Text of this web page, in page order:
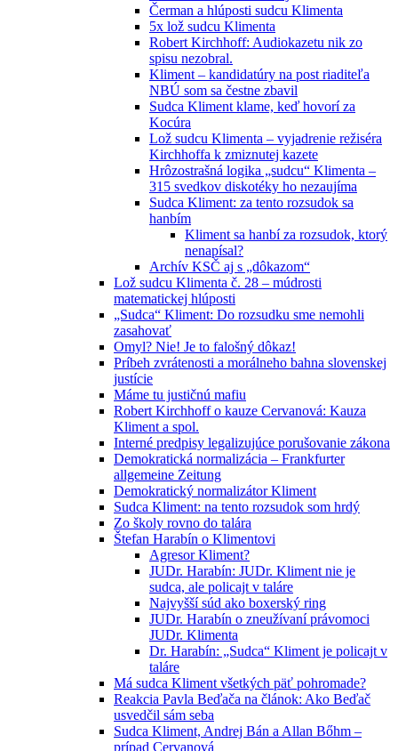
Čerman a hlúposti sudcu Klimenta
5x lož sudcu Klimenta
Robert Kirchhoff: Audiokazetu nik zo
spisu nezobral.
Kliment – kandidatúry na post riaditeľa
NBÚ som sa čestne zbavil
Sudca Kliment klame, keď hovorí za
Kocúra
Lož sudcu Klimenta – vyjadrenie režiséra
Kirchhoffa k zmiznutej kazete
Hrôzostrašná logika „sudcu“ Klimenta –
315 svedkov diskotéky ho nezaujíma
Sudca Kliment: za tento rozsudok sa
hanbím
Kliment sa hanbí za rozsudok, ktorý
nenapísal?
Archív KSČ aj s „dôkazom“
Lož sudcu Klimenta č. 28 – múdrosti
matematickej hlúposti
„Sudca“ Kliment: Do rozsudku sme nemohli
zasahovať
Omyl? Nie! Je to falošný dôkaz!
Príbeh zvrátenosti a morálneho bahna slovenskej
justície
Máme tu justičnú mafiu
Robert Kirchhoff o kauze Cervanová: Kauza
Kliment a spol.
Interné predpisy legalizujúce porušovanie zákona
Demokratická normalizácia – Frankfurter
allgemeine Zeitung
Demokratický normalizátor Kliment
Sudca Kliment: na tento rozsudok som hrdý
Zo školy rovno do talára
Štefan Harabín o Klimentovi
Agresor Kliment?
JUDr. Harabín: JUDr. Kliment nie je
sudca, ale policajt v taláre
Najvyšší súd ako boxerský ring
JUDr. Harabín o zneužívaní právomoci
JUDr. Klimenta
Dr. Harabín: „Sudca“ Kliment je policajt v
taláre
Má sudca Kliment všetkých päť pohromade?
Reakcia Pavla Beďača na článok: Ako Beďač
usvedčil sám seba
Sudca Kliment, Andrej Bán a Allan Bőhm –
prípad Cervanová